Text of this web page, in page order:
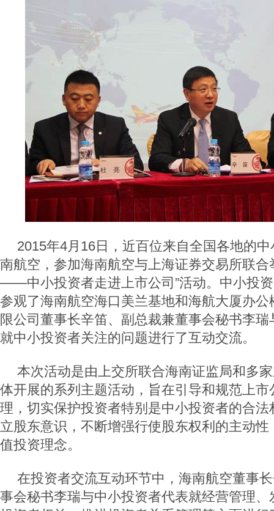
2015年4月16日，近百位来自全国各地的
南航空，参加海南航空与上海证券交易所联合
——中小投资者走进上市公司”活动。中小投
参观了海南航空海口美兰基地和海航大厦办
限公司董事长辛笛、副总裁兼董事会秘书李
就中小投资者关注的问题进行了互动交流。
本次活动是由上交所联合海南证监局和多
体开展的系列主题活动，旨在引导和规范上
理，切实保护投资者特别是中小投资者的合
立股东意识，不断增强行使股东权利的主动
值投资理念。
在投资者交流互动环节中，海南航空董事
事会秘书李瑞与中小投资者代表就经营管理